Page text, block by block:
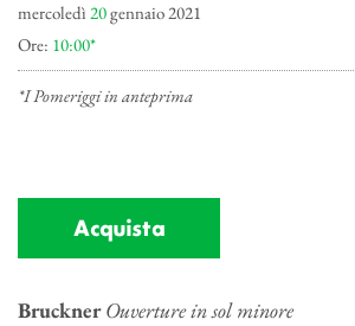
mercoledì 20gennaio 2021
Ore: 10:00*
*I Pomeriggi in anteprima
Acquista
BrucknerOuverture in sol minore